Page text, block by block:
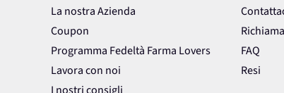
La nostra Azienda
Coupon
Programma Fedeltà Farma Lovers
Lavora con noi
FAQ
Resi